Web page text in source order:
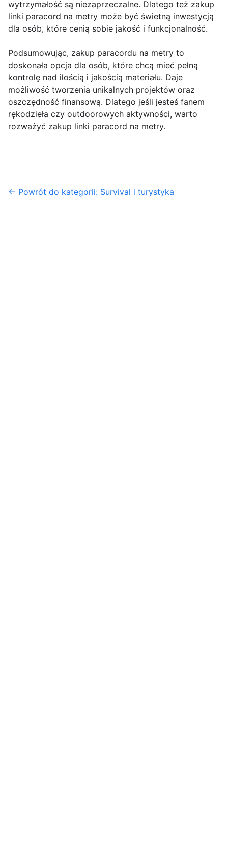
wytrzymałość są niezaprzeczalne. Dlatego też zakup
linki paracord na metry może być świetną inwestycją
dla osób, które cenią sobie jakość i funkcjonalność.
Podsumowując, zakup paracordu na metry to
doskonała opcja dla osób, które chcą mieć pełną
kontrolę nad ilością i jakością materiału. Daje
możliwość tworzenia unikalnych projektów oraz
oszczędność finansową. Dlatego jeśli jesteś fanem
rękodzieła czy outdoorowych aktywności, warto
rozważyć zakup linki paracord na metry.
← Powrót do kategorii: Survival i turystyka